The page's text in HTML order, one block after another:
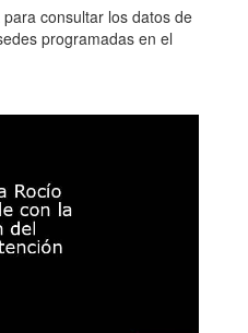
consultar los datos de
programadas en el